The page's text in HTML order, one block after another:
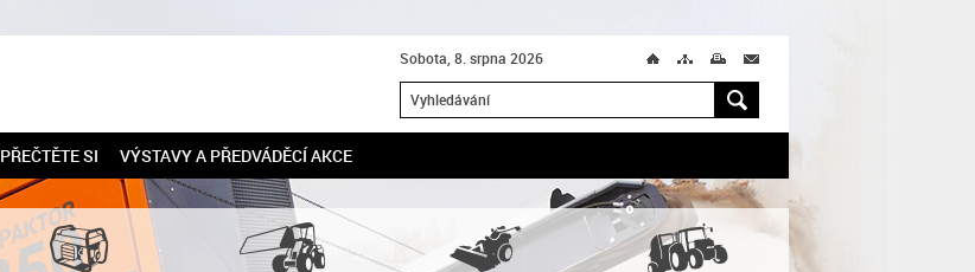
Sobota, 8. srpna 2026 Ú M T M
H
PŘEČTĚTE SI VÝSTAVY A PŘEDVÁDĚCÍ AKCE